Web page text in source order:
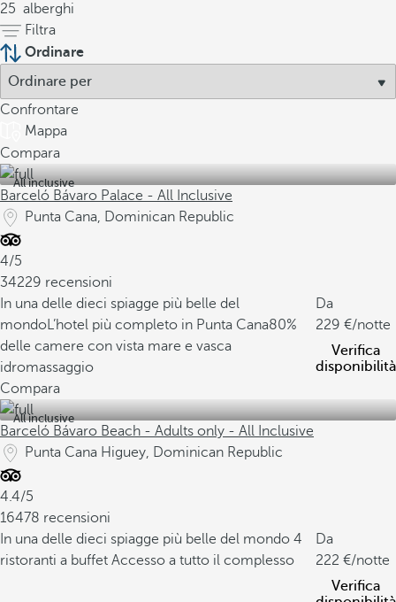
25 alberghi
Filtra
Ordinare
Confrontare
Mappa
Compara
All inclusive
Barceló Bávaro Palace - All Inclusive
Punta Cana, Dominican Republic
4/5
34229 recensioni
In una delle dieci spiagge più belle del
mondoL’hotel più completo in Punta Cana80%
delle camere con vista mare e vasca
idromassaggio
Da
229
/notte
Verifica
disponibilità
Compara
All inclusive
Barceló Bávaro Beach - Adults only - All Inclusive
Punta Cana Higuey, Dominican Republic
4.4/5
16478 recensioni
In una delle dieci spiagge più belle del mondo 4
ristoranti a buffet Accesso a tutto il complesso
Da
222
/notte
Verifica